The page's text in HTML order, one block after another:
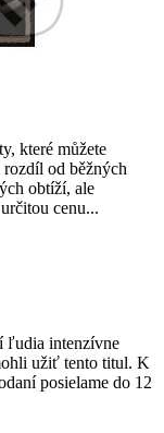
které můžete
od běžných
obtíží, ale
cenu...
ľudia intenzívne
užiť tento titul. K
posielame do 12